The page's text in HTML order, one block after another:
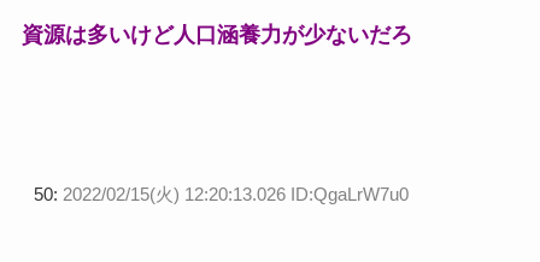
資源は多いけど人口涵養力が少ないだろ
50: 2022/02/15(火) 12:20:13.026 ID:QgaLrW7u0